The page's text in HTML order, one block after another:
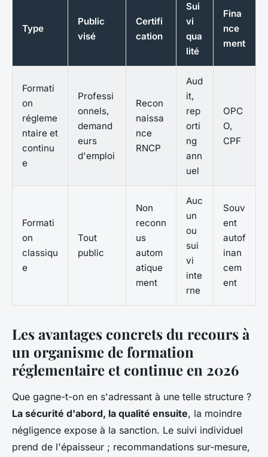
Type
Public
visé
Certifi
cation
Sui
vi
qua
lité
Fina
nce
ment
Formati
on
régleme
ntaire et
continu
e
Professi
onnels,
demand
eurs
d'emploi
Recon
naissa
nce
RNCP
Aud
it,
rep
orti
ng
ann
uel
OPC
O,
CPF
Formati
on
classiqu
e
Tout
public
Non
reconn
us
autom
atique
ment
Auc
un
ou
sui
vi
inte
rne
Souv
ent
autof
inan
cem
ent
Les avantages concrets du recours à
un organisme de formation
réglementaire et continue en 2026
Que gagne-t-on en s'adressant à une telle structure ?
La sécurité d'abord, la qualité ensuite, la moindre
négligence expose à la sanction. Le suivi individuel
prend de l'épaisseur ; recommandations sur-mesure,